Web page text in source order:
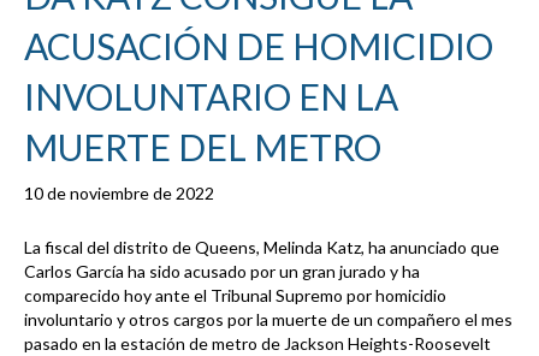
ACUSACIÓN DE HOMICIDIO
INVOLUNTARIO EN LA
MUERTE DEL METRO
10 de noviembre de 2022
La fiscal del distrito de Queens, Melinda Katz, ha anunciado que
Carlos García ha sido acusado por un gran jurado y ha
comparecido hoy ante el Tribunal Supremo por homicidio
involuntario y otros cargos por la muerte de un compañero el mes
pasado en la estación de metro de Jackson Heights-Roosevelt